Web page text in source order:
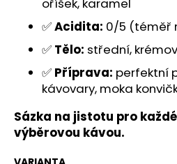
oříšek, karamel
✅Acidita: 0/5 (téměř
✅ Tělo: střední,
✅ Příprava: perfektní
kávovary, moka
Sázka na jistotu pro
výběrovou kávou.